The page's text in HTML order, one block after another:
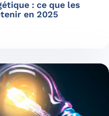
: ce que les
en 2025